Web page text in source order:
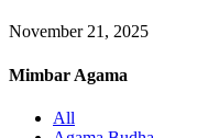
November 21, 2025
Mimbar Agama
All